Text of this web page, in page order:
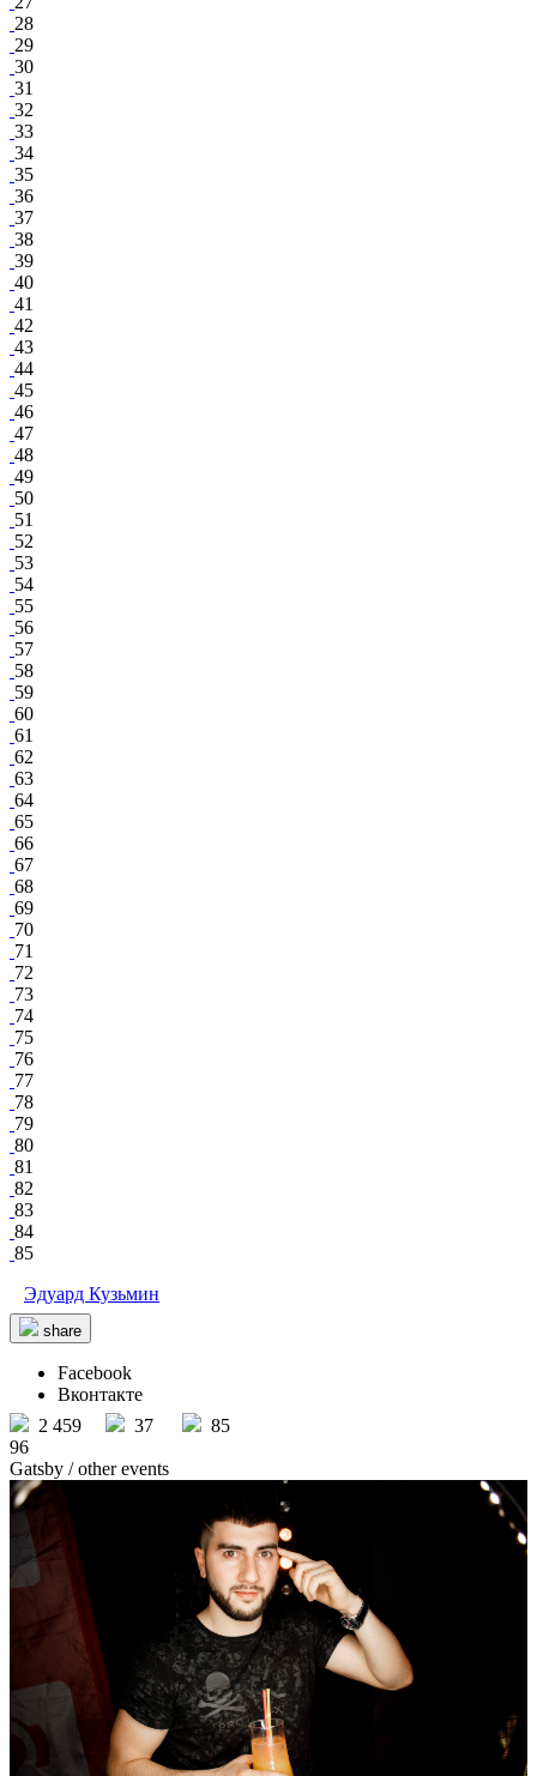
28
29
30
31
32
33
34
35
36
37
38
39
40
41
42
43
44
45
46
47
48
49
50
51
52
53
54
55
56
57
58
59
60
61
62
63
64
65
66
67
68
69
70
71
72
73
74
75
76
77
78
79
80
81
82
83
84
85
Эдуард Кузьмин
share
Facebook
Вконтакте
2 459
37
85
96
Gatsby / other events